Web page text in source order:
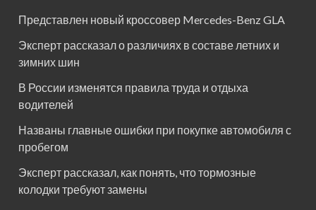
Представлен новый кроссовер Mercedes-Benz GLA
Эксперт рассказал о различиях в составе летних и
зимних шин
В России изменятся правила труда и отдыха
водителей
Названы главные ошибки при покупке автомобиля с
пробегом
Эксперт рассказал, как понять, что тормозные
колодки требуют замены